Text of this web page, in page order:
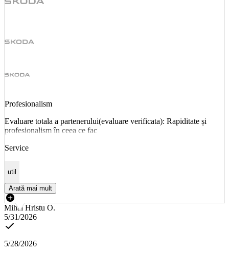
Profesionalism
Evaluare totala a partenerului(evaluare verificata): Rapiditate și
profesionalism în ceea ce fac
Service
util
Arată mai mult
Mihai Hristu O.
5/31/2026
5/28/2026